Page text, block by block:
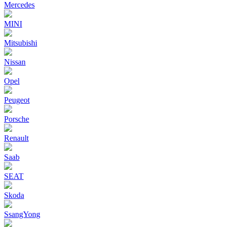
Mercedes
MINI
Mitsubishi
Nissan
Opel
Peugeot
Porsche
Renault
Saab
SEAT
Skoda
SsangYong